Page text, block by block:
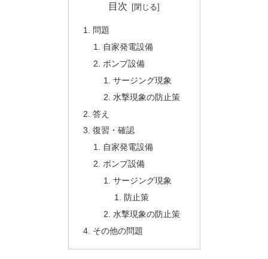
目次
問題
自家発電設備
ポンプ設備
サージング現象
水撃現象の防止策
答え
復習・確認
自家発電設備
ポンプ設備
サージング現象
防止策
水撃現象の防止策
その他の問題